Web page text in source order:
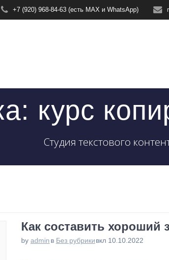
+7 (920) 968-84-63 (есть MAX и WhatsApp)
курс
Студия текстового
Как составить хороший
byadmin в Без рубрикивкл 10.10.2022